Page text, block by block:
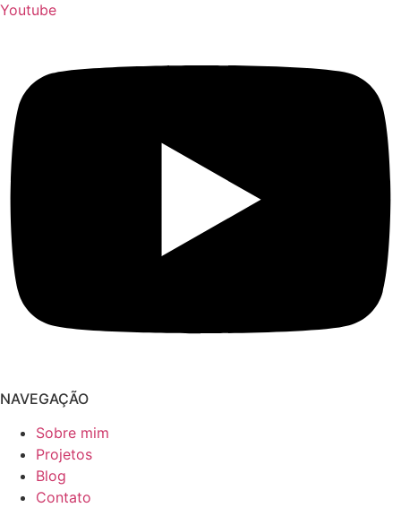
Youtube
NAVEGAÇÃO
Sobre mim
Projetos
Blog
Contato